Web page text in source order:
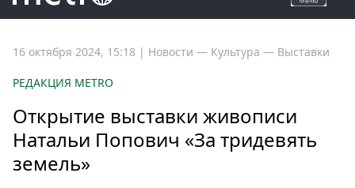
Все
Россия
Мир
Здоровье
16 октября 2024, 15:18 | Новости — Культура — Выставки
РЕДАКЦИЯ METRO
Открытие выставки живописи
Натальи Попович «За тридевять
земель»